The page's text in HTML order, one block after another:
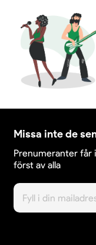
Missa inte de
Prenumeranter får
först av alla